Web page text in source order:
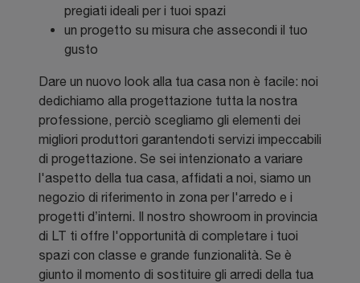
pregiati ideali per i tuoi spazi
un progetto su misura che assecondi il tuo
gusto
Dare un nuovo look alla tua casa non è facile: noi
dedichiamo alla progettazione tutta la nostra
professione, perciò scegliamo gli elementi dei
migliori produttori garantendoti servizi impeccabili
di progettazione. Se sei intenzionato a variare
l'aspetto della tua casa, affidati a noi, siamo un
negozio di riferimento in zona per l'arredo e i
progetti d’interni. Il nostro showroom in provincia
di LT ti offre l'opportunità di completare i tuoi
spazi con classe e grande funzionalità. Se è
giunto il momento di sostituire gli arredi della tua